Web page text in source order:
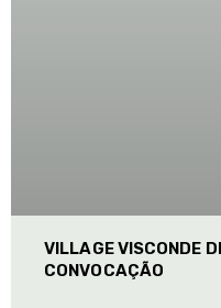
VILLAGE VISCONDE
CONVOCAÇÃO